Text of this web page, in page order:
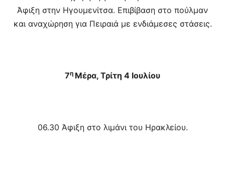
Άφιξη στην Ηγουμενίτσα. Επιβίβαση στο πούλμαν
και αναχώρηση για Πειραιά με ενδιάμεσες στάσεις.
7η Μέρα, Τρίτη 4 Ιουλίου
06.30 Άφιξη στο λιμάνι του Ηρακλείου.